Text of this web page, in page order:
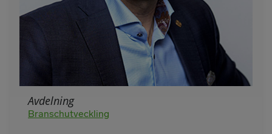
Avdelning
Branschutveckling